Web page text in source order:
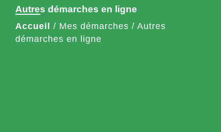
Autres démarches en ligne
Accueil / Mes démarches / Autres
démarches en ligne